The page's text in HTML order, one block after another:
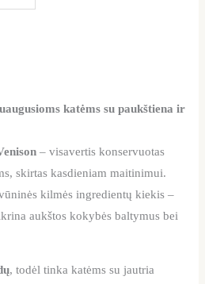
katėms su paukštiena ir
– visavertis konservuotas
skirtas kasdieniam maitinimui.
kilmės ingredientų kiekis –
aukštos kokybės baltymus bei
, todėl tinka katėms su jautria